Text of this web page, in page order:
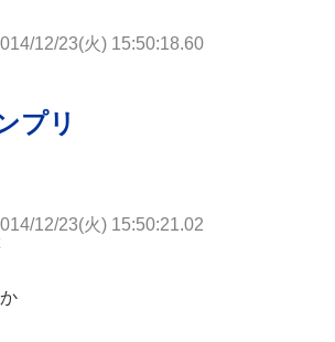
12/23(火) 15:50:18.60
プリ
12/23(火) 15:50:21.02